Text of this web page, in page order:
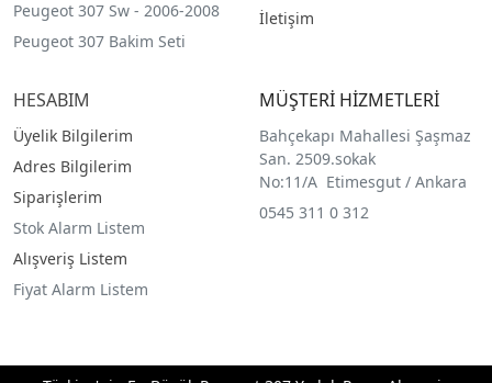
Peugeot 307 Sw - 2006-2008
Peugeot 307 Bakim Seti
İletişim
HESABIM
Üyelik Bilgilerim
Adres Bilgilerim
Siparişlerim
Stok Alarm Listem
Alışveriş Listem
Fiyat Alarm Listem
MÜŞTERİ HİZMETLERİ
Bahçekapı Mahallesi Şaşmaz
San. 2509.sokak
No:11/A Etimesgut / Ankara
0545 311 0 312